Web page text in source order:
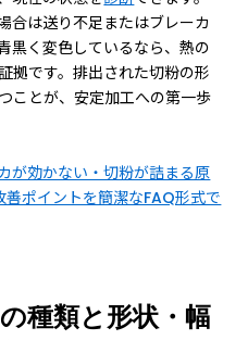
合は送り不足またはブレーカ
黒く変色しているなら、熱の
拠です。排出された切粉の形
ことが、安定加工への第一歩
効かない・切粉が詰まる原
ポイントを簡潔なFAQ形式で
種類と形状・幅